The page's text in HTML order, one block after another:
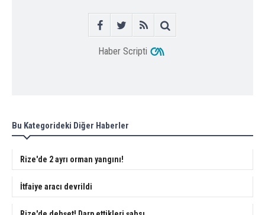
Haber Scripti
Bu Kategorideki Diğer Haberler
Rize'de 2 ayrı orman yangını!
İtfaiye aracı devrildi